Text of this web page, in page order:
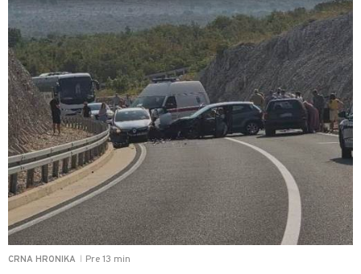
CRNA HRONIKA Pre 13 min